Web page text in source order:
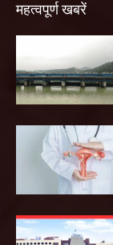
महत्वपूर्ण खबरें